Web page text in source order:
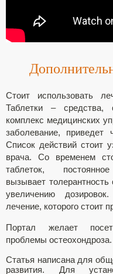
Стоит использовать
Таблетки – средства,
комплекс медицинских
заболевание, приведет
Список действий стоит
врача. Со временем
таблеток,
вызывает толерантность
увеличению
лечение, которого стоит
Портал желает
проблемы остеохондроза.
Статья написана для
развития. Для